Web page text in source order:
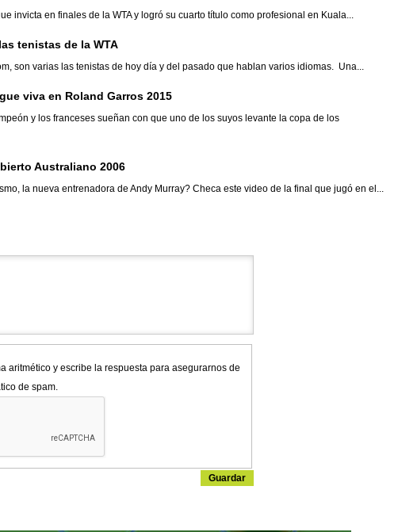
invicta en finales de la WTA y logró su cuarto título como profesional en Kuala...
tenistas de la WTA
son varias las tenistas de hoy día y del pasado que hablan varios idiomas. Una...
viva en Roland Garros 2015
y los franceses sueñan con que uno de los suyos levante la copa de los
Australiano 2006
la nueva entrenadora de Andy Murray? Checa este video de la final que jugó en el...
aritmético y escribe la respuesta para asegurarnos de
de spam.